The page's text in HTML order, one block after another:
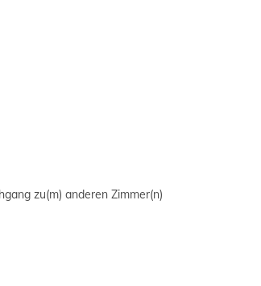
zu(m) anderen Zimmer(n)